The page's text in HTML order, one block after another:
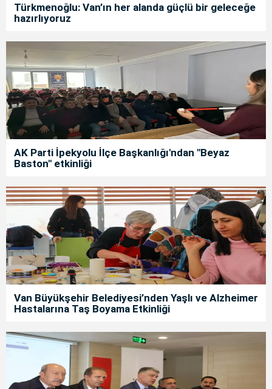
Türkmenoğlu: Van’ın her alanda güçlü bir geleceğe
hazırlıyoruz
AK Parti İpekyolu İlçe Başkanlığı'ndan "Beyaz
Baston" etkinliği
Van Büyükşehir Belediyesi’nden Yaşlı ve Alzheimer
Hastalarına Taş Boyama Etkinliği